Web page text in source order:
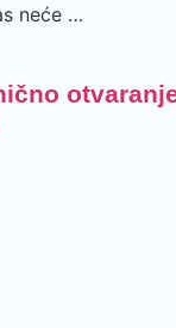
neće …